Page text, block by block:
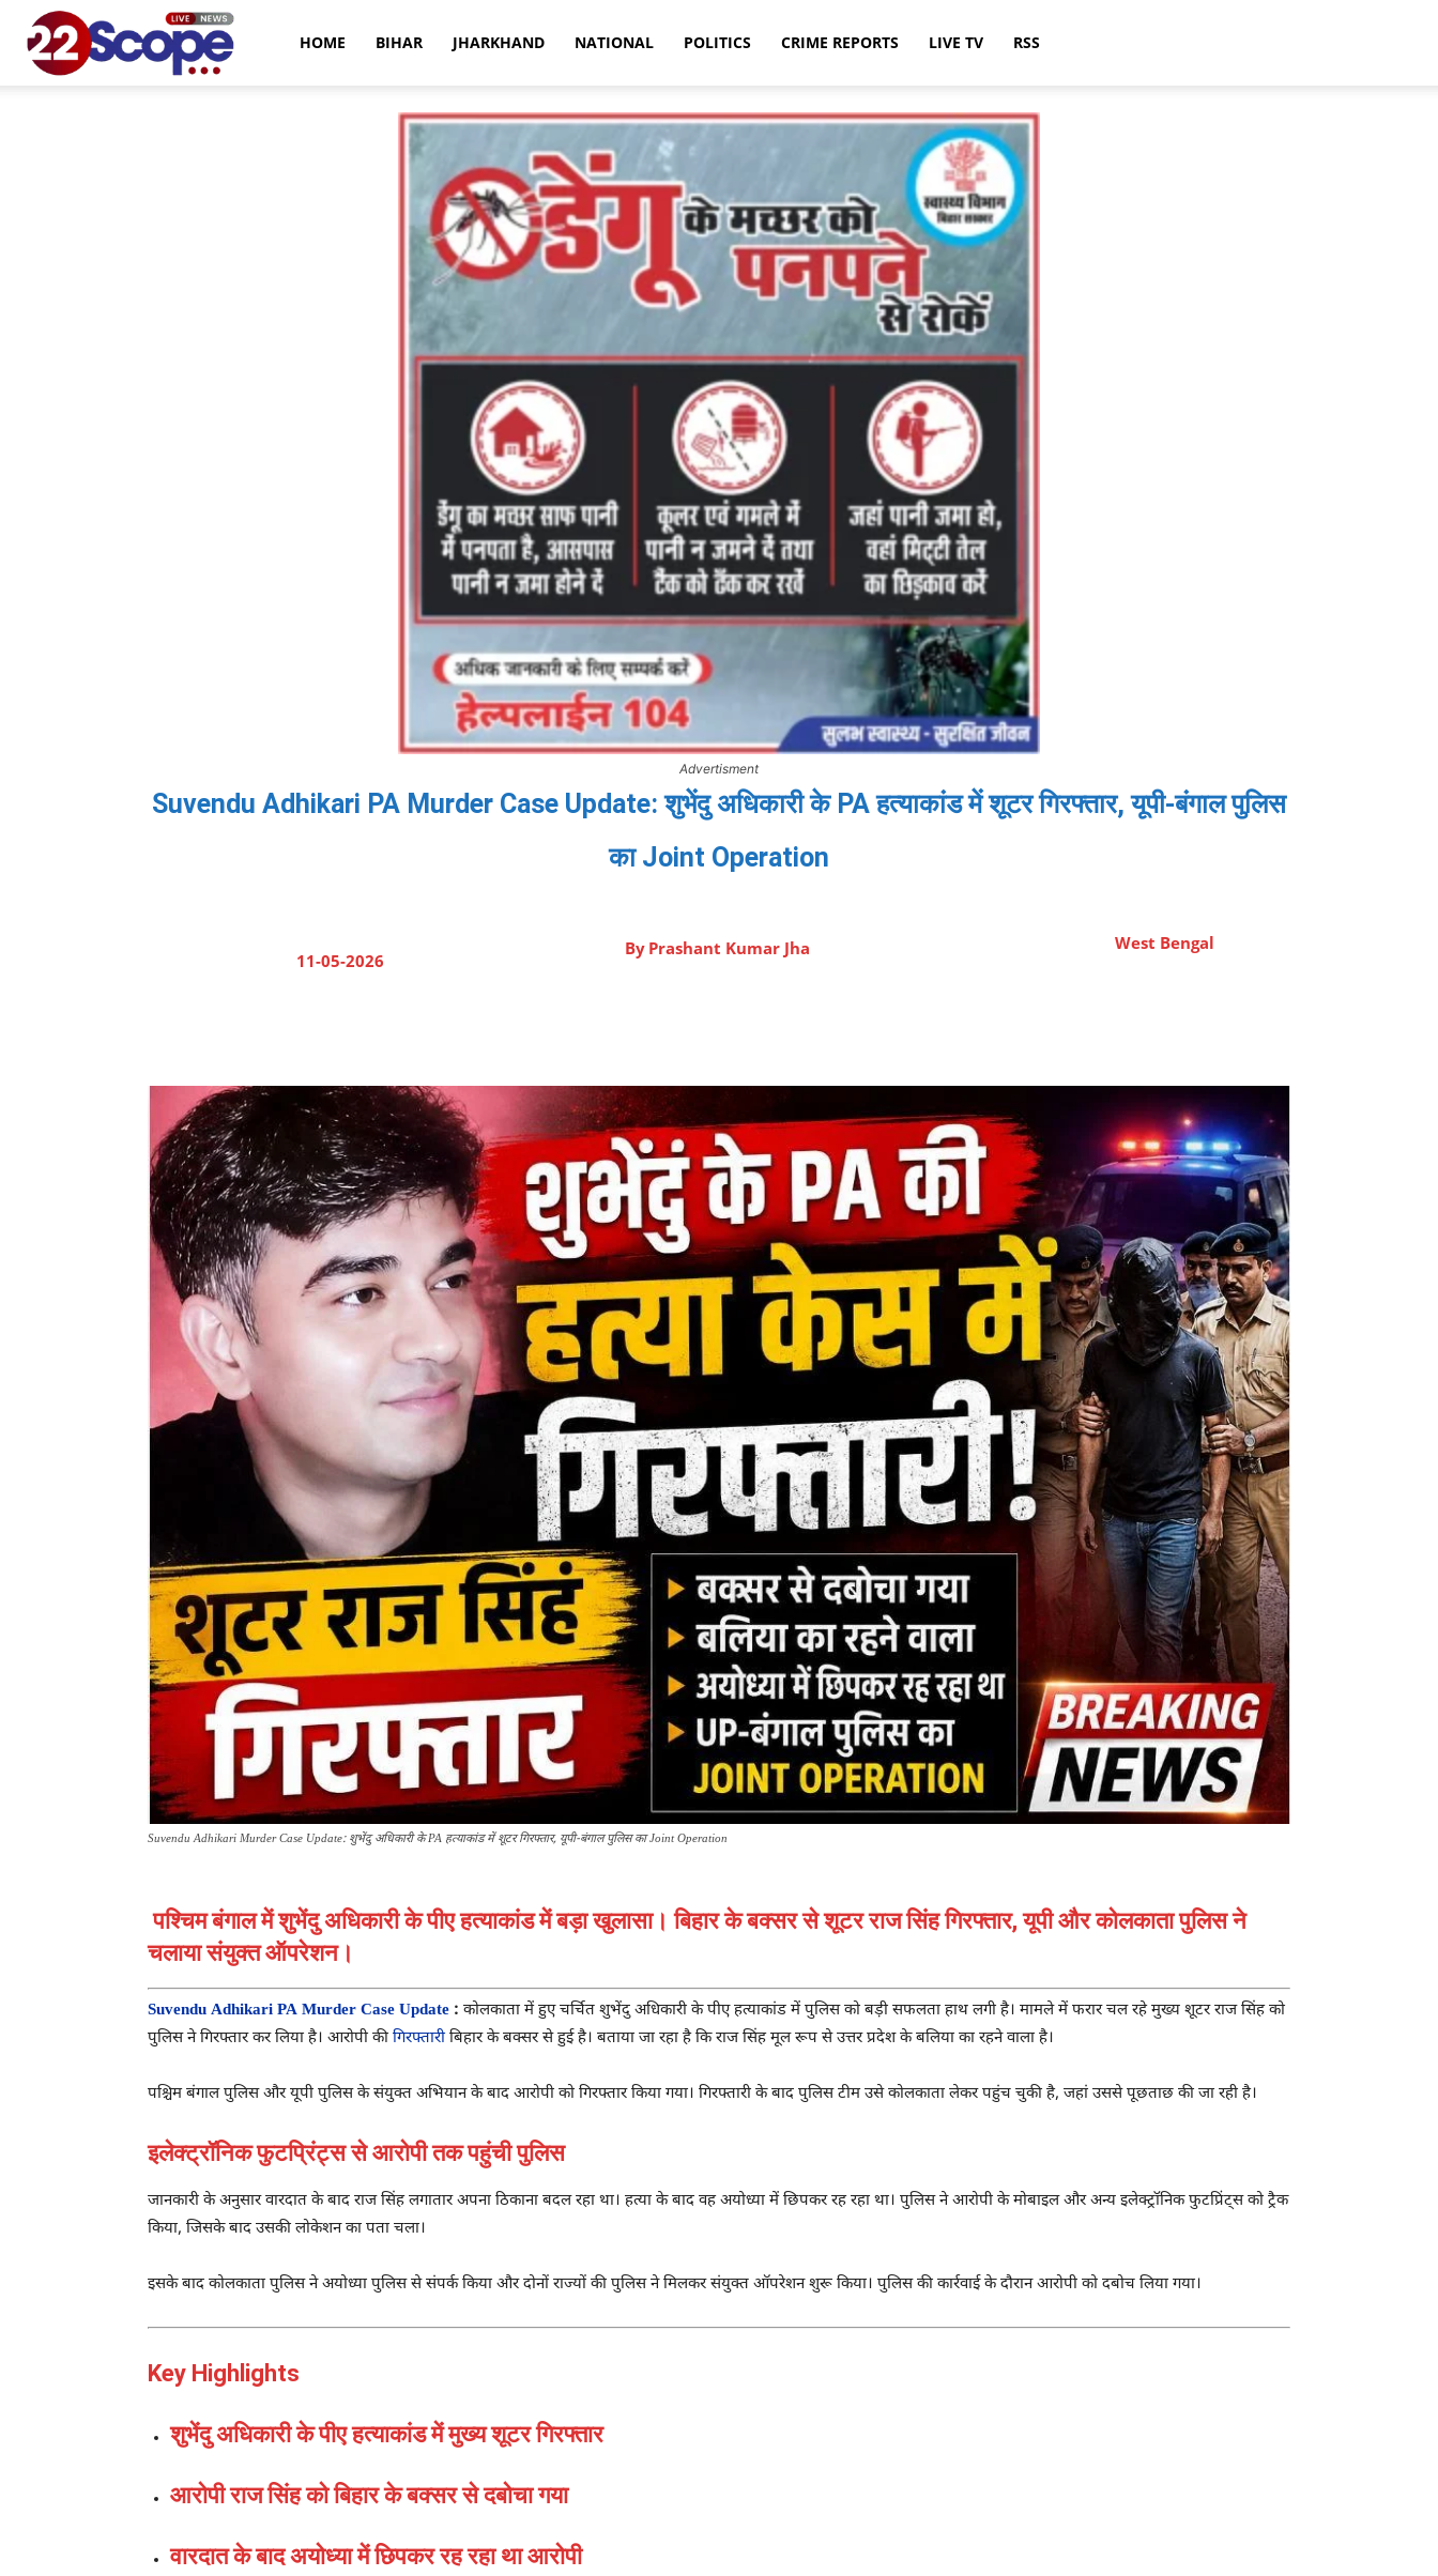
HOME BIHAR JHARKHAND NATIONAL POLITICS CRIME REPORTS LIVE TV RSS
Advertisment
Suvendu Adhikari PA Murder Case Update: शुभेंदु अधिकारी के PA हत्याकांड में शूटर गिरफ्तार, यूपी-बंगाल पुलिस
का Joint Operation
11-05-2026
By Prashant Kumar Jha West Bengal
Suvendu Adhikari Murder Case Update: शुभेंदु अधिकारी के PA हत्याकांड में शूटर गिरफ्तार, यूपी-बंगाल पुलिस का Joint Operation
पश्चिम बंगाल में शुभेंदु अधिकारी के पीए हत्याकांड में बड़ा खुलासा। बिहार के बक्सर से शूटर राज सिंह गिरफ्तार, यूपी और कोलकाता पुलिस ने
चलाया संयुक्त ऑपरेशन।
Suvendu Adhikari PA Murder Case Update : कोलकाता में हुए चर्चित शुभेंदु अधिकारी के पीए हत्याकांड में पुलिस को बड़ी सफलता हाथ लगी है। मामले में फरार चल रहे मुख्य शूटर राज सिंह को
पुलिस ने गिरफ्तार कर लिया है। आरोपी की गिरफ्तारीबिहार के बक्सर से हुई है। बताया जा रहा है कि राज सिंह मूल रूप से उत्तर प्रदेश के बलिया का रहने वाला है।
पश्चिम बंगाल पुलिस और यूपी पुलिस के संयुक्त अभियान के बाद आरोपी को गिरफ्तार किया गया। गिरफ्तारी के बाद पुलिस टीम उसे कोलकाता लेकर पहुंच चुकी है, जहां उससे पूछताछ की जा रही है।
इलेक्ट्रॉनिक फुटप्रिंट्स से आरोपी तक पहुंची पुलिस
जानकारी के अनुसार वारदात के बाद राज सिंह लगातार अपना ठिकाना बदल रहा था। हत्या के बाद वह अयोध्या में छिपकर रह रहा था। पुलिस ने आरोपी के मोबाइल और अन्य इलेक्ट्रॉनिक फुटप्रिंट्स को ट्रैक
किया, जिसके बाद उसकी लोकेशन का पता चला।
इसके बाद कोलकाता पुलिस ने अयोध्या पुलिस से संपर्क किया और दोनों राज्यों की पुलिस ने मिलकर संयुक्त ऑपरेशन शुरू किया। पुलिस की कार्रवाई के दौरान आरोपी को दबोच लिया गया।
Key Highlights
शुभेंदु अधिकारी के पीए हत्याकांड में मुख्य शूटर गिरफ्तार
आरोपी राज सिंह को बिहार के बक्सर से दबोचा गया
वारदात के बाद अयोध्या में छिपकर रह रहा था आरोपी